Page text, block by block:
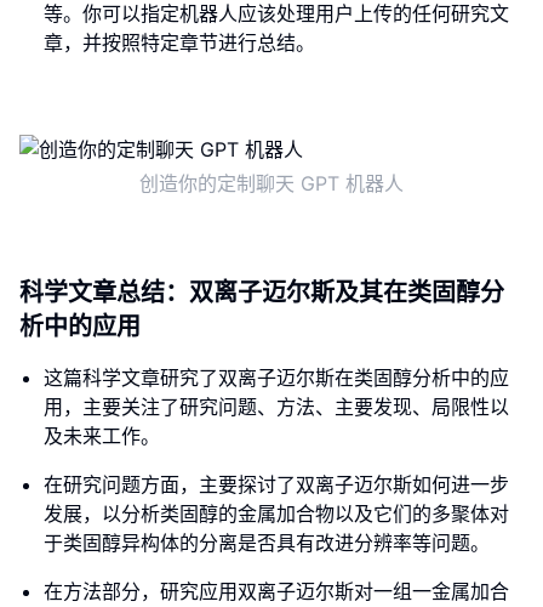
等。你可以指定机器人应该处理用户上传的任何研究文
章，并按照特定章节进行总结。
创造你的定制聊天 GPT 机器人
科学文章总结：双离子迈尔斯及其在类固醇分
析中的应用
这篇科学文章研究了双离子迈尔斯在类固醇分析中的应
用，主要关注了研究问题、方法、主要发现、局限性以
及未来工作。
在研究问题方面，主要探讨了双离子迈尔斯如何进一步
发展，以分析类固醇的金属加合物以及它们的多聚体对
于类固醇异构体的分离是否具有改进分辨率等问题。
在方法部分，研究应用双离子迈尔斯对一组一金属加合